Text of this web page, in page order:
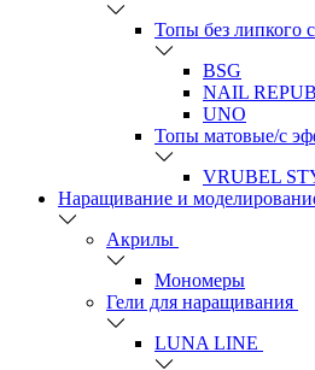
Топы без липкого
BSG
NAIL
UNO
Топы матовые/с
VRUBEL
Наращивание и
Акрилы
Мономеры
Гели для наращивания
LUNA LINE